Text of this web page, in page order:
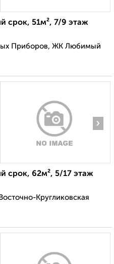
срок, 51м², 7/9 этаж
Приборов, ЖК Любимый
›
срок, 62м², 5/17 этаж
Кругликовская